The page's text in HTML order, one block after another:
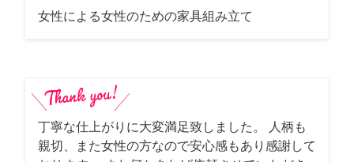
女性による女性のための家具組み立て
丁寧な仕上がりに大変満足致しました。 人柄も
親切、また女性の方なので安心感もあり感謝して